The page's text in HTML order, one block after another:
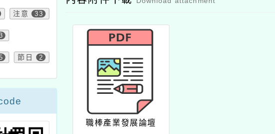
注意 33
節日 2
職棒產業發展論壇